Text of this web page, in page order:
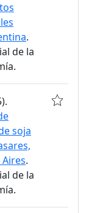
.
de la
soja
.
de la